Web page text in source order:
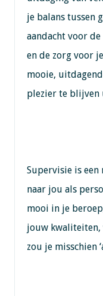
je balans tussen
aandacht voor
en de zorg voor
mooie,
plezier te blijven
Supervisie is
naar jou als
mooi in je
jouw kwaliteiten,
zou je misschien